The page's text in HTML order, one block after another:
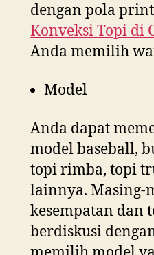
dengan pola
Konveksi Topi di
Anda memilih
Model
Anda dapat
model baseball,
topi rimba, topi
lainnya. Masing-
kesempatan dan
berdiskusi